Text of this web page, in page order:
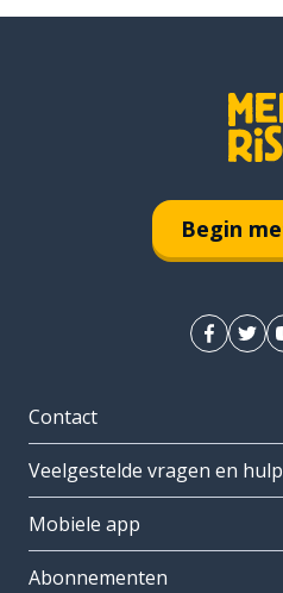
Begin
Contact
Veelgestelde vragen en hulp
Mobiele app
Abonnementen